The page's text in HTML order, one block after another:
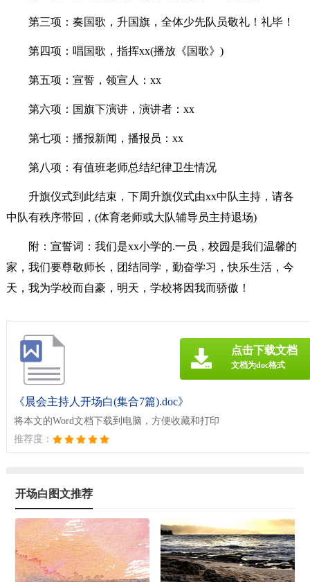
第三项：奏国歌，升国旗，全体少先队员敬礼！礼毕！
第四项：唱国歌，指挥xx(播放《国歌》)
第五项：宣誓，领宣人：xx
第六项：国旗下演讲，演讲者：xx
第七项：播报新闻，播报员：xx
第八项：有值班老师总结纪律卫生情况
升旗仪式到此结束，下周升旗仪式由xx中队主持，请各
中队有秩序带回，(体育老师或大队辅导员主持退场)
附：宣誓词：我们是xx小学的.一员，校园是我们温馨的
家，我们要尊敬师长，团结同学，勤奋学习，快乐生活，今
天，我为学校而自豪，明天，学校将因我而骄傲！
《晨会主持人开场白(集合7篇).doc》
将本文的Word文档下载到电脑，方便收藏和打印
推荐度：
点击下载文档
文档为doc格式
开场白图文推荐